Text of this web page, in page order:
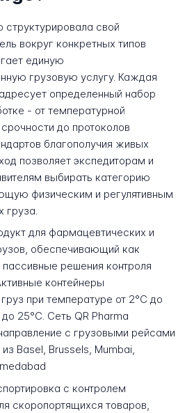
свой
вокруг конкретных типов
единую
грузовую услугу. Каждая
определенный набор
- от температурной
до протоколов
благополучия живых
позволяет экспедиторам и
выбирать категорию
физическим и регулятивным
груза.
для фармацевтических и
обеспечивающий как
пассивные решения контроля
контейнеры
при температуре от 2°C до
до 25°C. Сеть QR Pharma
с грузовыми рейсами
Basel, Brussels, Mumbai,
с контролем
скоропортящихся товаров,